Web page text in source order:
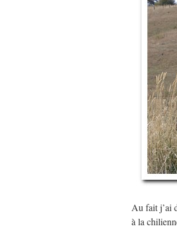
Au fait j’ai
à la